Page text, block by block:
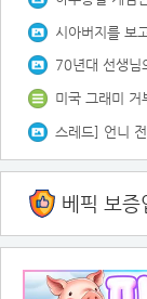
시아버지를 보
70년대 선생님
미국 그래미 거
베픽 보증